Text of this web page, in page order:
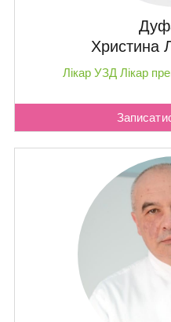
Христина
Лікар УЗД Лікар